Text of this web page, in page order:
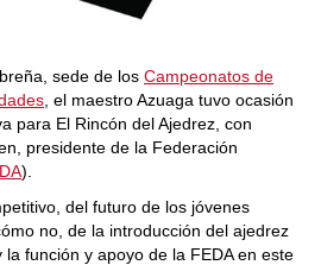
sede de los Campeonatos de
, el maestro Azuaga tuvo ocasión
para El Rincón del Ajedrez, con
presidente de la Federación
).
del futuro de los jóvenes
no, de la introducción del ajedrez
función y apoyo de la FEDA en este